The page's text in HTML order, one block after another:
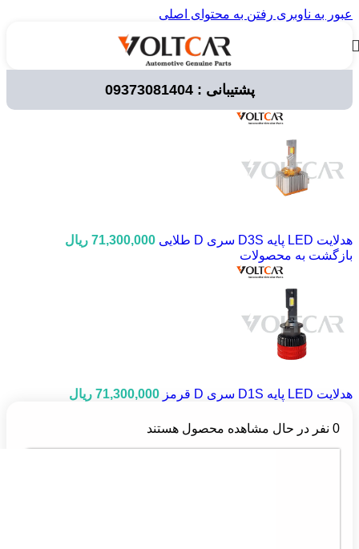
عبور به ناوبری رفتن به محتوای اصلی
پشتیبانی : 09373081404لوازم برقی خودرو/ لامپ خودرویی/ چراغ جلو
هدلایت LED پایه D3S سری D طلایی 71,300,000 ریال
بازگشت به محصولات
هدلایت LED پایه D1S سری D قرمز 71,300,000 ریال
0 نفر در حال مشاهده محصول هستند